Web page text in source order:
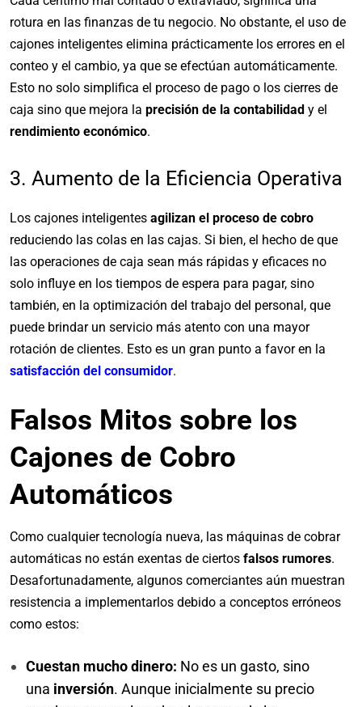
rotura en las finanzas de tu negocio. No obstante, el uso de
cajones inteligentes elimina prácticamente los errores en el
conteo y el cambio, ya que se efectúan automáticamente.
Esto no solo simplifica el proceso de pago o los cierres de
caja sino que mejora la precisión de la contabilidad y el
rendimiento económico.
3. Aumento de la Eficiencia Operativa
Los cajones inteligentes agilizan el proceso de cobro
reduciendo las colas en las cajas. Si bien, el hecho de que
las operaciones de caja sean más rápidas y eficaces no
solo influye en los tiempos de espera para pagar, sino
también, en la optimización del trabajo del personal, que
puede brindar un servicio más atento con una mayor
rotación de clientes. Esto es un gran punto a favor en la
satisfacción del consumidor.
Falsos Mitos sobre los
Cajones de Cobro
Automáticos
Como cualquier tecnología nueva, las máquinas de cobrar
automáticas no están exentas de ciertos falsos rumores.
Desafortunadamente, algunos comerciantes aún muestran
resistencia a implementarlos debido a conceptos erróneos
como estos:
Cuestan mucho dinero: No es un gasto, sino
una inversión. Aunque inicialmente su precio